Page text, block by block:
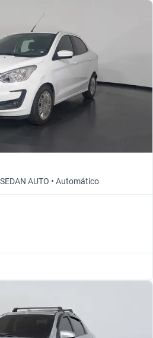
AUTO • Automático